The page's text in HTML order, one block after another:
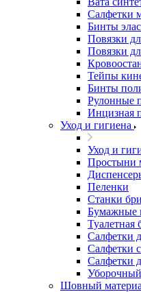
Салфетки
Бинты
Повязки
Повязки
Тейпы
Бинты
Рулонные
Инцизная
Уход и гигиена
Уход и
Простыни
Пеленки
Станки
Бумажные
Туалетная
Салфетки
Салфетки
Салфетки
Шовный